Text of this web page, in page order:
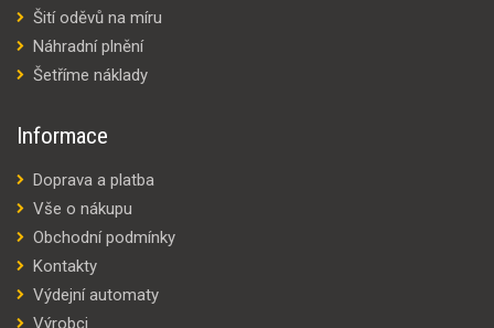
Šití oděvů na míru
Náhradní plnění
Šetříme náklady
Informace
Doprava a platba
Vše o nákupu
Obchodní podmínky
Kontakty
Výdejní automaty
Výrobci